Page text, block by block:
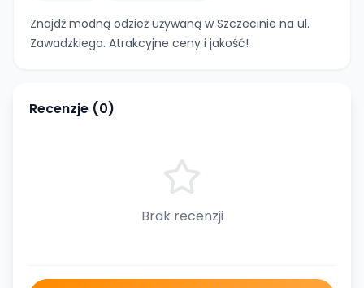
Znajdź modną odzież używaną w Szczecinie na ul.
Zawadzkiego. Atrakcyjne ceny i jakość!
Recenzje (0)
Brak recenzji